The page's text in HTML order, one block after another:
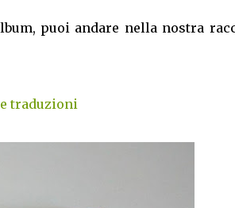
puoi andare nella nostra
traduzioni